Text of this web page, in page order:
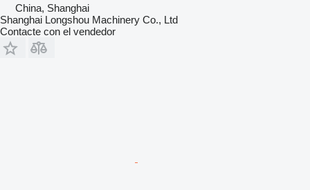
China, Shanghai
Shanghai Longshou Machinery Co., Ltd
Contacte con el vendedor